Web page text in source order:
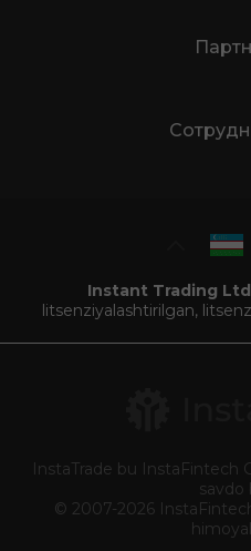
Instant Trading Ltd
litsenziyalashtirilgan,
InstaTrade bu InstaFintech
savdo
© 2007-2026